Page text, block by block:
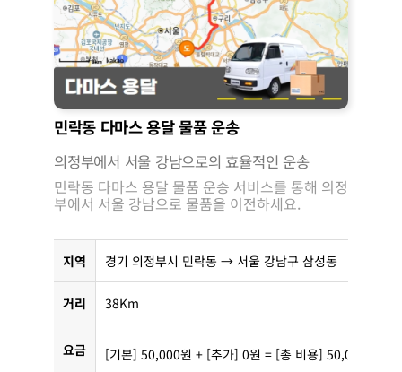
민락동 다마스 용달 물품 운송
의정부에서 서울 강남으로의 효율적인 운송
민락동 다마스 용달 물품 운송 서비스를 통해 의정
부에서 서울 강남으로 물품을 이전하세요.
지역 경기 의정부시 민락동 → 서울 강남구 삼성동
거리 38Km
요금 [기본] 50,000원 + [추가] 0원 = [총 비용] 50,000원